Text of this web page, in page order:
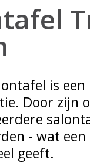
is
Door zijn
- wat
geeft.